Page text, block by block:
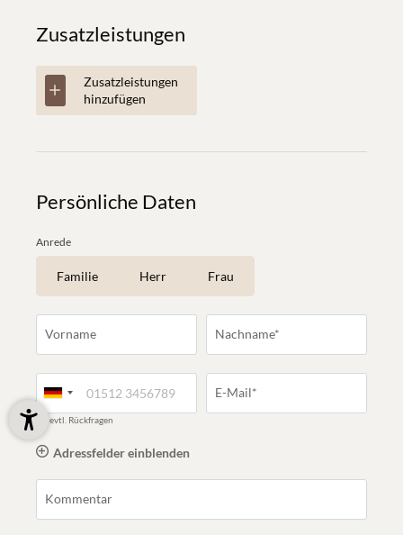
Zusatzleistungen
Zusatzleistungen
hinzufügen
Persönliche Daten
Anrede
Familie Herr Frau
Vorname Nachname*
für evtl. Rückfragen
E-Mail*
Adressfelder einblenden
Kommentar